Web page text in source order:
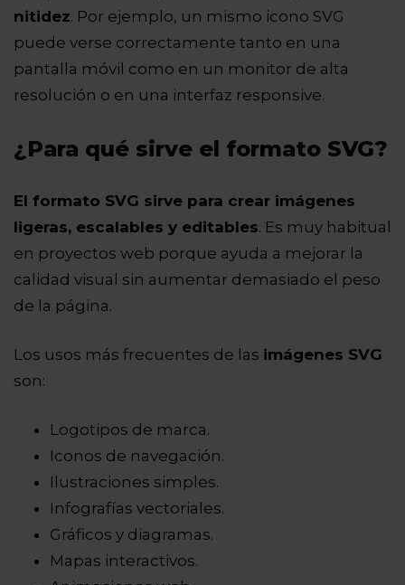
nitidez. Por ejemplo, un mismo icono SVG
puede verse correctamente tanto en una
pantalla móvil como en un monitor de alta
resolución o en una interfaz responsive.
¿Para qué sirve el formato SVG?
El formato SVG sirve para crear imágenes
ligeras, escalables y editables. Es muy habitual
en proyectos web porque ayuda a mejorar la
calidad visual sin aumentar demasiado el peso
de la página.
Los usos más frecuentes de las imágenes SVG
son:
Logotipos de marca.
Iconos de navegación.
Ilustraciones simples.
Infografías vectoriales.
Gráficos y diagramas.
Mapas interactivos.